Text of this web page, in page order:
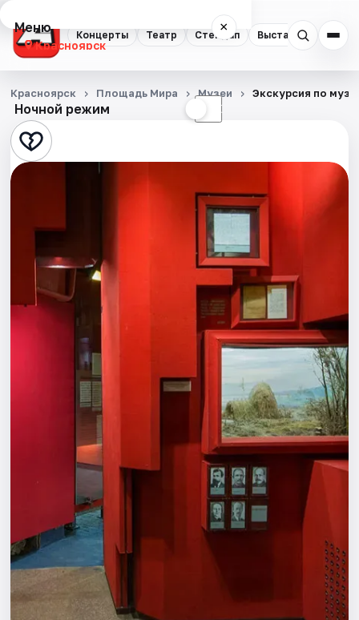
Концерты Театр Стендап Выставки
Меню ×
Красноярск
Концерты
Театр
Стендап
Квесты
Экскурсии
Спорт
Рейтинги
Ночной режим ☾
Красноярск Площадь Мира Музеи Экскурсия по